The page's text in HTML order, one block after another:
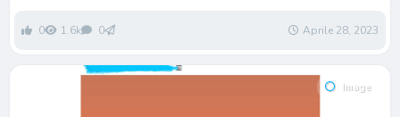
0 1.6k 0 Aprile 28, 2023
Image